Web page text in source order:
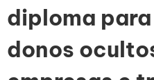
diploma
donos